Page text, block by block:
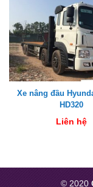
Xe nâng đầu
HD320
Liên hệ
© 2020